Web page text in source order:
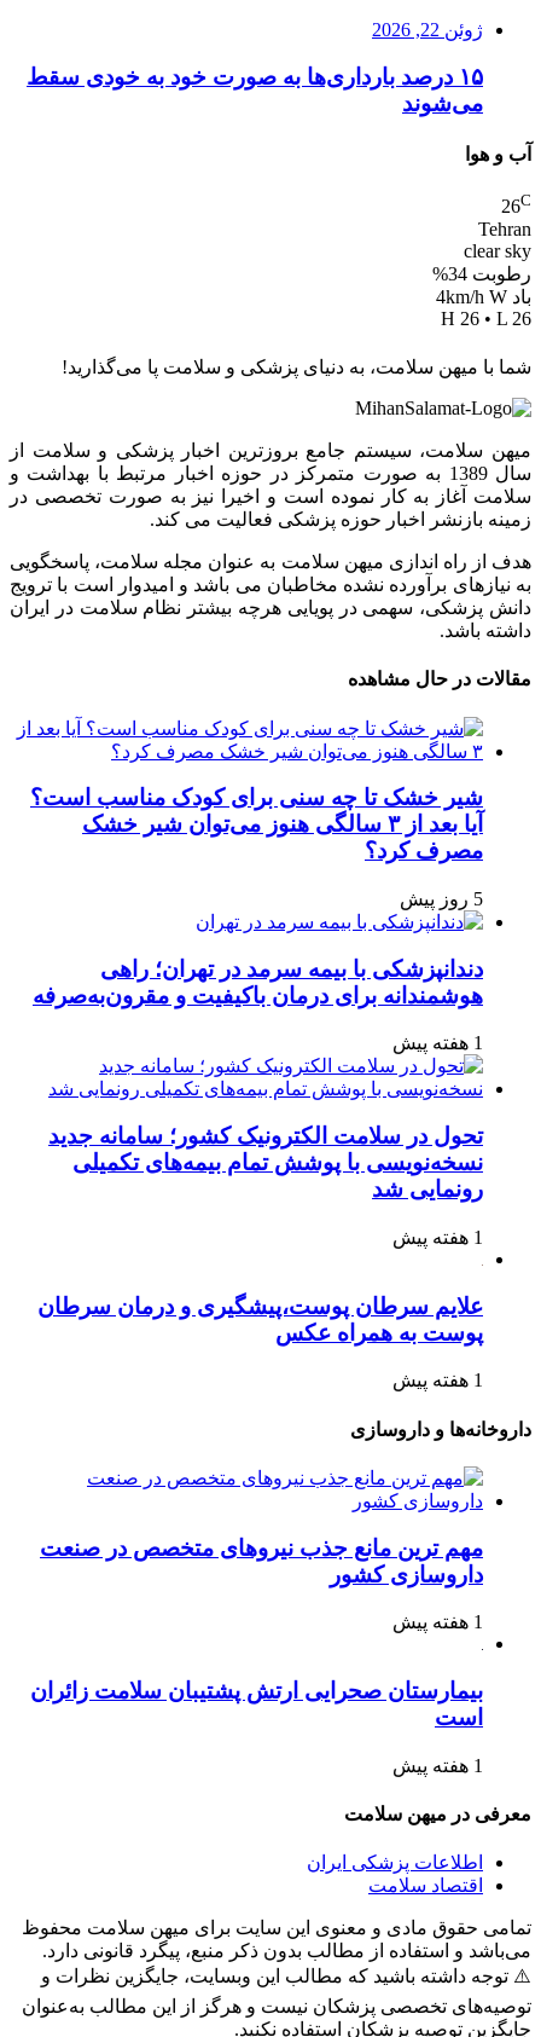
ژوئن 22, 2026
۱۵ درصد بارداری‌ها به صورت خود به خودی سقط
می‌شوند
آب و هوا
26C
Tehran
clear sky
رطوبت 34%
باد 4km/h W
H 26 • L 26
شما با میهن سلامت، به دنیای پزشکی و سلامت پا می‌گذارید!
میهن سلامت، سیستم جامع بروزترین اخبار پزشکی و سلامت از
سال 1389 به صورت متمرکز در حوزه اخبار مرتبط با بهداشت و
سلامت آغاز به کار نموده است و اخیرا نیز به صورت تخصصی در
زمینه بازنشر اخبار حوزه پزشکی فعالیت می کند.
هدف از راه اندازی میهن سلامت به عنوان مجله سلامت، پاسخگویی
به نیازهای برآورده نشده مخاطبان می باشد و امیدوار است با ترویج
دانش پزشکی، سهمی در پویایی هرچه بیشتر نظام سلامت در ایران
داشته باشد.
مقالات در حال مشاهده
شیر خشک تا چه سنی برای کودک مناسب است؟
آیا بعد از ۳ سالگی هنوز می‌توان شیر خشک
مصرف کرد؟
5 روز پیش
دندانپزشکی با بیمه سرمد در تهران؛ راهی
هوشمندانه برای درمان باکیفیت و مقرون‌به‌صرفه
1 هفته پیش
تحول در سلامت الکترونیک کشور؛ سامانه جدید
نسخه‌نویسی با پوشش تمام بیمه‌های تکمیلی
رونمایی شد
1 هفته پیش
علایم سرطان پوست،پیشگیری و درمان سرطان
پوست به همراه عکس
1 هفته پیش
داروخانه‌ها و داروسازی
مهم ترین مانع جذب نیروهای متخصص در صنعت
داروسازی کشور
1 هفته پیش
بیمارستان صحرایی ارتش پشتیبان سلامت زائران
است
1 هفته پیش
معرفی در میهن سلامت
اطلاعات پزشکی ایران
اقتصاد سلامت
تمامی حقوق مادی و معنوی این سایت برای میهن سلامت محفوظ
می‌باشد و استفاده از مطالب بدون ذکر منبع، پیگرد قانونی دارد.
⚠️ توجه داشته باشید که مطالب این وبسایت، جایگزین نظرات و
توصیه‌های تخصصی پزشکان نیست و هرگز از این مطالب به‌عنوان
جایگزین توصیه پزشکان استفاده نکنید.